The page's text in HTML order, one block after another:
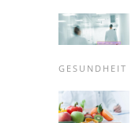
GESUNDHEIT